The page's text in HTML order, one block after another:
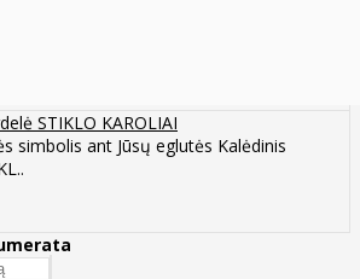
STIKLO KAROLIAI
simbolis ant Jūsų eglutės Kalėdinis